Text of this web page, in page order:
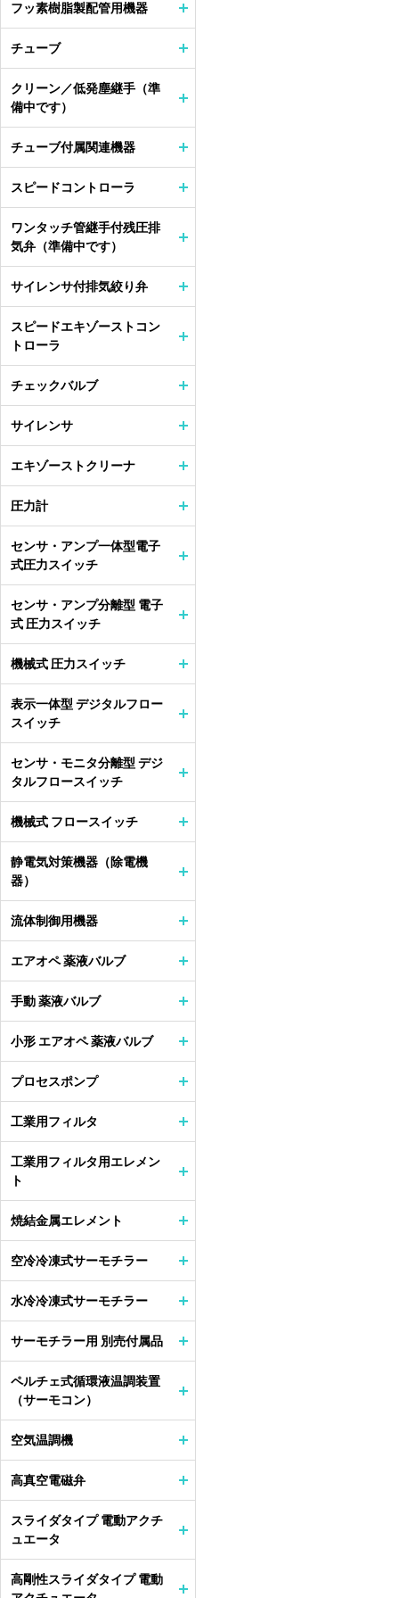
フッ素樹脂製配管用機器
チューブ
クリーン／低発塵継手（準
備中です）
チューブ付属関連機器
スピードコントローラ
ワンタッチ管継手付残圧排
気弁（準備中です）
サイレンサ付排気絞り弁
スピードエキゾーストコン
トローラ
チェックバルブ
サイレンサ
エキゾーストクリーナ
圧力計
センサ・アンプ一体型電子
式圧力スイッチ
センサ・アンプ分離型 電子
式 圧力スイッチ
機械式 圧力スイッチ
表示一体型 デジタルフロー
スイッチ
センサ・モニタ分離型 デジ
タルフロースイッチ
機械式 フロースイッチ
静電気対策機器（除電機
器）
流体制御用機器
エアオペ 薬液バルブ
手動 薬液バルブ
小形 エアオペ 薬液バルブ
プロセスポンプ
工業用フィルタ
工業用フィルタ用エレメン
ト
焼結金属エレメント
空冷冷凍式サーモチラー
水冷冷凍式サーモチラー
サーモチラー用 別売付属品
ペルチェ式循環液温調装置
（サーモコン）
空気温調機
高真空電磁弁
スライダタイプ 電動アクチ
ュエータ
高剛性スライダタイプ 電動